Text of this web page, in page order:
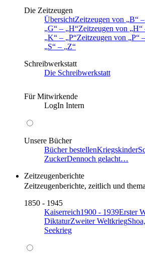
Die Zeitzeugen
ÜbersichtZeitzeugen von B –
G
– H Zeitzeugen von H
K
– P Zeitzeugen von P –
S
–
Z
Schreibwerkstatt
Die Schreibwerkstatt
Für Mitwirkende
LogIn Intern
Unsere Bücher
Bücher bestellenKriegskinder
ZuckerDennoch gelacht…
Zeitzeugenberichte
Zeitzeugenberichte, zeitlich und
1850 - 1945
Kaiserreich1900 - 1939Erster
DiktaturZweiter Weltkrieg
Seekrieg